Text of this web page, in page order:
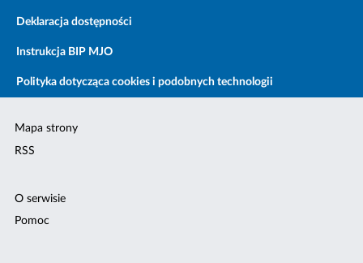
Deklaracja dostępności
Instrukcja BIP MJO
Polityka dotycząca cookies i podobnych technologii
Mapa strony
RSS
O serwisie
Pomoc